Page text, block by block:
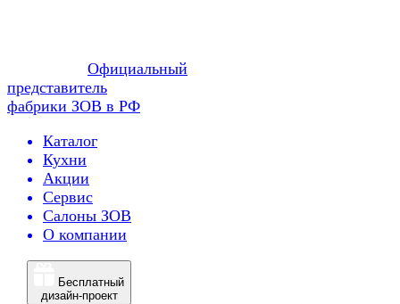
Официальный
представитель
фабрики ЗОВ в РФ
Каталог
Кухни
Акции
Сервис
Салоны ЗОВ
О компании
Бесплатный
дизайн-проект